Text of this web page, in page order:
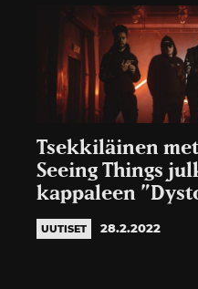
Tsekkiläinen
Seeing Things
kappaleen
UUTISET 28.2.2022